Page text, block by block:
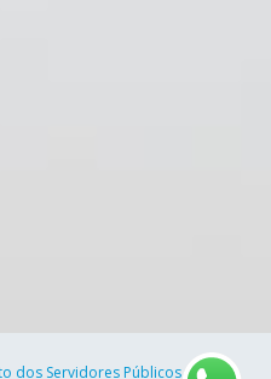
dos Servidores Públicos